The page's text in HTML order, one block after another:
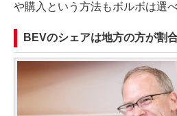
や購入という方法もボルボは選べ
BEVのシェアは地方の方が割